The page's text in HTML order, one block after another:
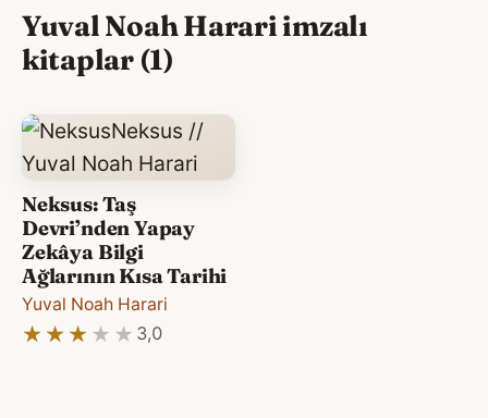
Yuval Noah Harari imzalı
kitaplar (1)
Neksus: Taş
Devri’nden Yapay
Zekâya Bilgi
Ağlarının Kısa Tarihi
Yuval Noah Harari
★★★★★
★★★★★ 3,0